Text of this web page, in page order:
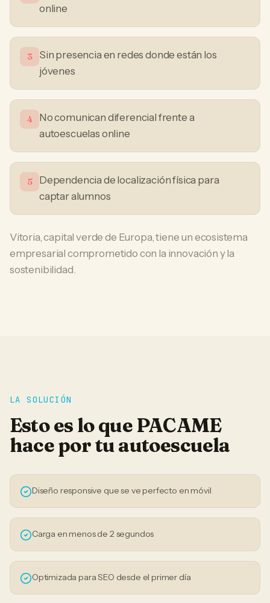
online
3
Sin presencia en redes donde están los
jóvenes
4
No comunican diferencial frente a
autoescuelas online
5
Dependencia de localización física para
captar alumnos
Vitoria, capital verde de Europa, tiene un ecosistema
empresarial comprometido con la innovación y la
sostenibilidad.
LA SOLUCIÓN
Esto es lo que PACAME
hace por tuautoescuela
Diseño responsive que se ve perfecto en móvil
Carga en menos de 2 segundos
Optimizada para SEO desde el primer día